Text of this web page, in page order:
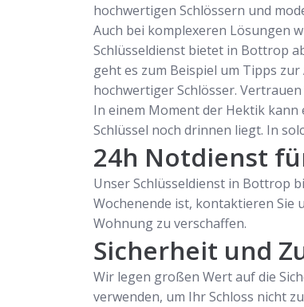
hochwertigen Schlössern und
Auch bei komplexeren Lösungen
Schlüsseldienst bietet in Bottrop
geht es zum Beispiel um Tipps
hochwertiger Schlösser.
In einem Moment der Hektik kann
Schlüssel noch drinnen liegt. In
24h Notdienst
Unser Schlüsseldienst in Bottrop
Wochenende ist, kontaktieren
Wohnung zu verschaffen.
Sicherheit und
Wir legen großen Wert auf die
verwenden, um Ihr Schloss nicht